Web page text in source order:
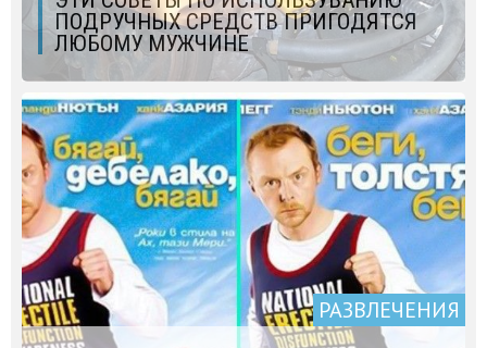
ПОДРУЧНЫХ СРЕДСТВ ПРИГОДЯТСЯ
ЛЮБОМУ МУЖЧИНЕ
РАЗВЛЕЧЕНИЯ